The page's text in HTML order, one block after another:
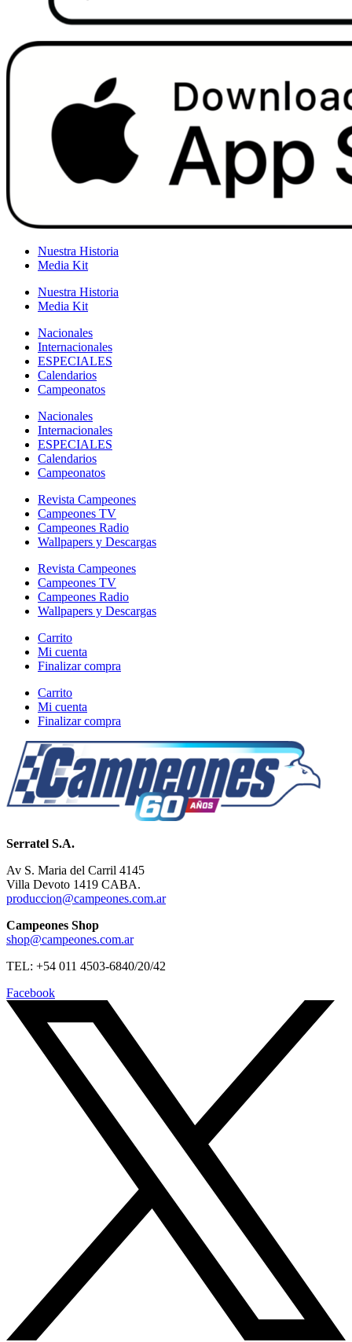
Nuestra Historia
Media Kit
Nuestra Historia
Media Kit
Nacionales
Internacionales
ESPECIALES
Calendarios
Campeonatos
Nacionales
Internacionales
ESPECIALES
Calendarios
Campeonatos
Revista Campeones
Campeones TV
Campeones Radio
Wallpapers y Descargas
Revista Campeones
Campeones TV
Campeones Radio
Wallpapers y Descargas
Carrito
Mi cuenta
Finalizar compra
Carrito
Mi cuenta
Finalizar compra
Serratel S.A.
Av S. Maria del Carril 4145
Villa Devoto 1419 CABA.
produccion@campeones.com.ar
Campeones Shop
shop@campeones.com.ar
TEL: +54 011 4503-6840/20/42
Facebook